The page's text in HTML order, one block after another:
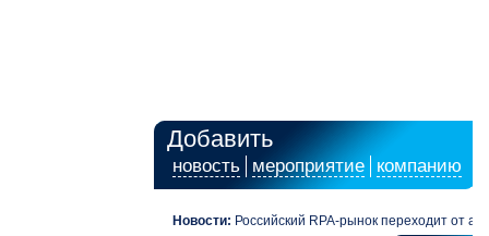
Добавить
новость мероприятие компанию
Новости: Российский RPA-рынок переходит от